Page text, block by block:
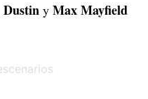
Dustin y Max Mayfield